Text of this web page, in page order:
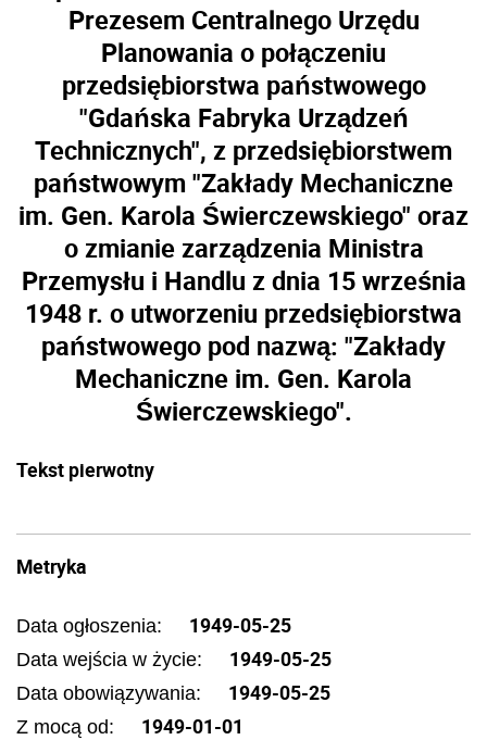
Prezesem Centralnego Urzędu
Planowania o połączeniu
przedsiębiorstwa państwowego
"Gdańska Fabryka Urządzeń
Technicznych", z przedsiębiorstwem
państwowym "Zakłady Mechaniczne
im. Gen. Karola Świerczewskiego" oraz
o zmianie zarządzenia Ministra
Przemysłu i Handlu z dnia 15 września
1948 r. o utworzeniu przedsiębiorstwa
państwowego pod nazwą: "Zakłady
Mechaniczne im. Gen. Karola
Świerczewskiego".
Tekst pierwotny
Metryka
Data ogłoszenia: 1949-05-25
Data wejścia w życie: 1949-05-25
Data obowiązywania: 1949-05-25
Z mocą od: 1949-01-01